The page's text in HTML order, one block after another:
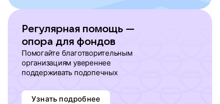
Регулярная помощь —
опора для фондов
Помогайте благотворительным
организациям увереннее
поддерживать подопечных
Узнать подробнее